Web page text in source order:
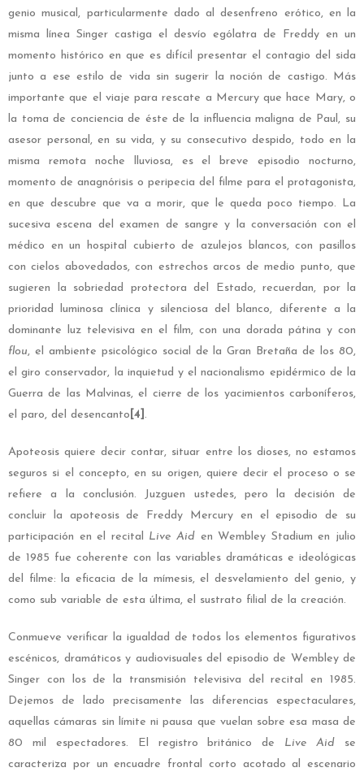
genio musical, particularmente dado al desenfreno erótico, en la
misma línea Singer castiga el desvío ególatra de Freddy en un
momento histórico en que es difícil presentar el contagio del sida
junto a ese estilo de vida sin sugerir la noción de castigo. Más
importante que el viaje para rescate a Mercury que hace Mary, o
la toma de conciencia de éste de la influencia maligna de Paul, su
asesor personal, en su vida, y su consecutivo despido, todo en la
misma remota noche lluviosa, es el breve episodio nocturno,
momento de anagnórisis o peripecia del filme para el protagonista,
en que descubre que va a morir, que le queda poco tiempo. La
sucesiva escena del examen de sangre y la conversación con el
médico en un hospital cubierto de azulejos blancos, con pasillos
con cielos abovedados, con estrechos arcos de medio punto, que
sugieren la sobriedad protectora del Estado, recuerdan, por la
prioridad luminosa clínica y silenciosa del blanco, diferente a la
dominante luz televisiva en el film, con una dorada pátina y con
flou, el ambiente psicológico social de la Gran Bretaña de los 80,
el giro conservador, la inquietud y el nacionalismo epidérmico de la
Guerra de las Malvinas, el cierre de los yacimientos carboníferos,
el paro, del desencanto [4] .
Apoteosis quiere decir contar, situar entre los dioses, no estamos
seguros si el concepto, en su origen, quiere decir el proceso o se
refiere a la conclusión. Juzguen ustedes, pero la decisión de
concluir la apoteosis de Freddy Mercury en el episodio de su
participación en el recital Live Aid en Wembley Stadium en julio
de 1985 fue coherente con las variables dramáticas e ideológicas
del filme: la eficacia de la mímesis, el desvelamiento del genio, y
como sub variable de esta última, el sustrato filial de la creación.
Conmueve verificar la igualdad de todos los elementos figurativos
escénicos, dramáticos y audiovisuales del episodio de Wembley de
Singer con los de la transmisión televisiva del recital en 1985.
Dejemos de lado precisamente las diferencias espectaculares,
aquellas cámaras sin límite ni pausa que vuelan sobre esa masa de
80 mil espectadores. El registro británico de Live Aid se
caracteriza por un encuadre frontal corto acotado al escenario